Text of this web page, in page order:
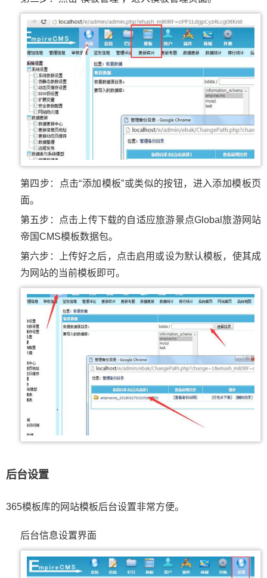
第四步：点击“添加模板”或类似的按钮，进入添加模板页
面。
第五步：点击上传下载的自适应旅游景点Global旅游网站
帝国CMS模板数据包。
第六步：上传好之后，点击启用或设为默认模板，使其成
为网站的当前模板即可。
后台设置
365模板库的网站模板后台设置非常方便。
后台信息设置界面